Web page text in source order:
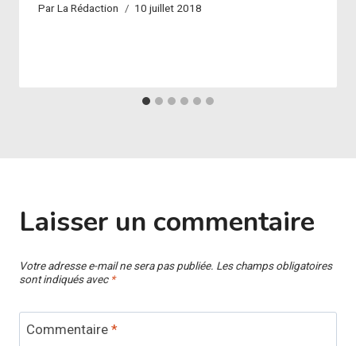
ParLa Rédaction 10 juillet 2018
Laisser un commentaire
Votre adresse e-mail ne sera pas publiée. Les champs obligatoires
sont indiqués avec *
Commentaire *